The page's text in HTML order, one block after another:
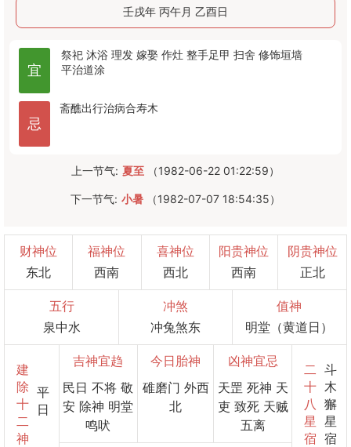
壬戌年 丙午月 乙酉日
宜
祭祀 沐浴 理发 嫁娶 作灶 整手足甲 扫舍 修饰垣墙
平治道涂
忌
斋醮出行治病合寿木
上一节气: 夏至 （1982-06-22 01:22:59）
下一节气: 小暑 （1982-07-07 18:54:35）
财神位
东北
福神位
西南
喜神位
西北
阳贵神位
西南
阴贵神位
正北
五行
泉中水
冲煞
冲兔煞东
值神
明堂（黄道日）
建
除
十
二
神
平
日
吉神宜趋
民日 不将 敬
安 除神 明堂
鸣吠
今日胎神
碓磨门 外西
北
凶神宜忌
天罡 死神 天
吏 致死 天贼
五离
二
十
八
星
宿
斗
木
獬
星
宿